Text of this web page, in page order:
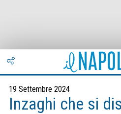
19 Settembre 2024
Inzaghi che si